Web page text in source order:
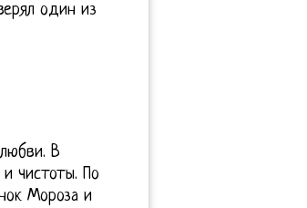
один из
В
чистоты. По
Мороза и